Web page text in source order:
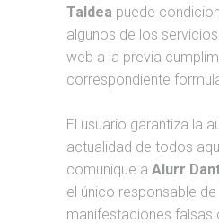
Taldea puede
algunos de los
web a la previa
correspondiente
El usuario garantiza la
actualidad de todos
comunique a Alurr
el único responsable de
manifestaciones falsas